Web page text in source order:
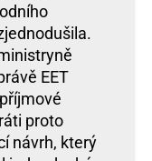
EET
proto
návrh, který